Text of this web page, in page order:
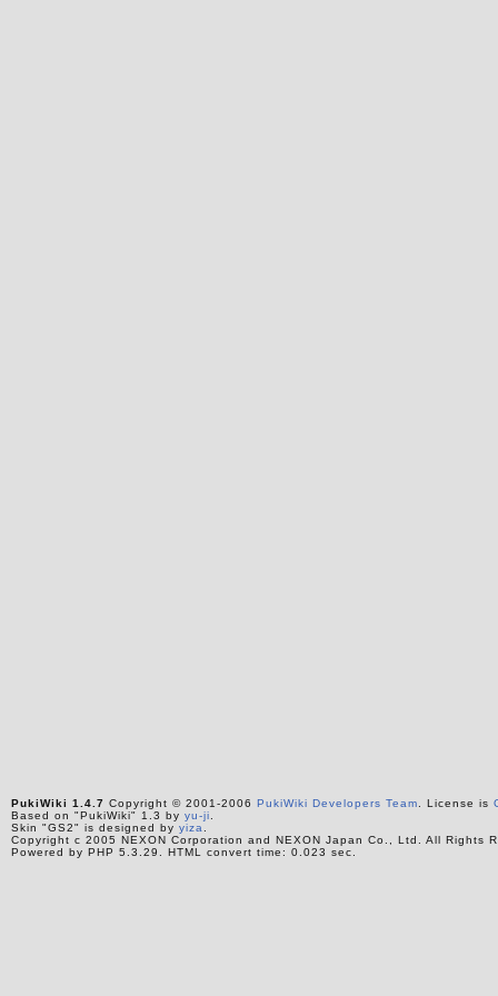
PukiWiki 1.4.7 Copyright © 2001-2006 PukiWiki Developers Team . License is
Based on "PukiWiki" 1.3 by yu-ji
Skin "GS2" is designed by yiza
Copyright c 2005 NEXON Corporation and NEXON Japan Co., Ltd. All Rights
Powered by PHP 5.3.29. HTML convert time: 0.023 sec.